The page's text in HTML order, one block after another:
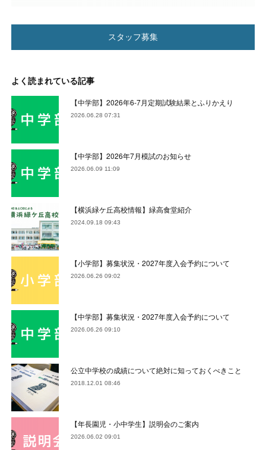
スタッフ募集
よく読まれている記事
【中学部】2026年6-7月定期試験結果とふりかえり
2026.06.28 07:31
【中学部】2026年7月模試のお知らせ
2026.06.09 11:09
【横浜緑ケ丘高校情報】緑高食堂紹介
2024.09.18 09:43
【小学部】募集状況・2027年度入会予約について
2026.06.26 09:02
【中学部】募集状況・2027年度入会予約について
2026.06.26 09:10
公立中学校の成績について絶対に知っておくべきこと
2018.12.01 08:46
【年長園児・小中学生】説明会のご案内
2026.06.02 09:01